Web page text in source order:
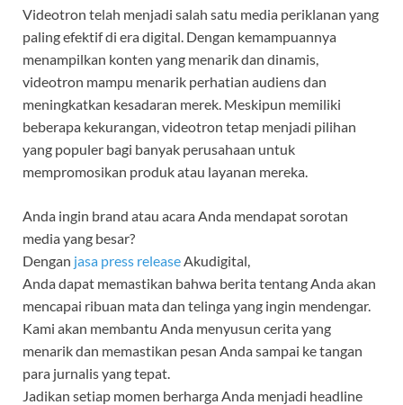
Videotron telah menjadi salah satu media periklanan yang
paling efektif di era digital. Dengan kemampuannya
menampilkan konten yang menarik dan dinamis,
videotron mampu menarik perhatian audiens dan
meningkatkan kesadaran merek. Meskipun memiliki
beberapa kekurangan, videotron tetap menjadi pilihan
yang populer bagi banyak perusahaan untuk
mempromosikan produk atau layanan mereka.
Anda ingin brand atau acara Anda mendapat sorotan
media yang besar?
Dengan jasa press release Akudigital,
Anda dapat memastikan bahwa berita tentang Anda akan
mencapai ribuan mata dan telinga yang ingin mendengar.
Kami akan membantu Anda menyusun cerita yang
menarik dan memastikan pesan Anda sampai ke tangan
para jurnalis yang tepat.
Jadikan setiap momen berharga Anda menjadi headline